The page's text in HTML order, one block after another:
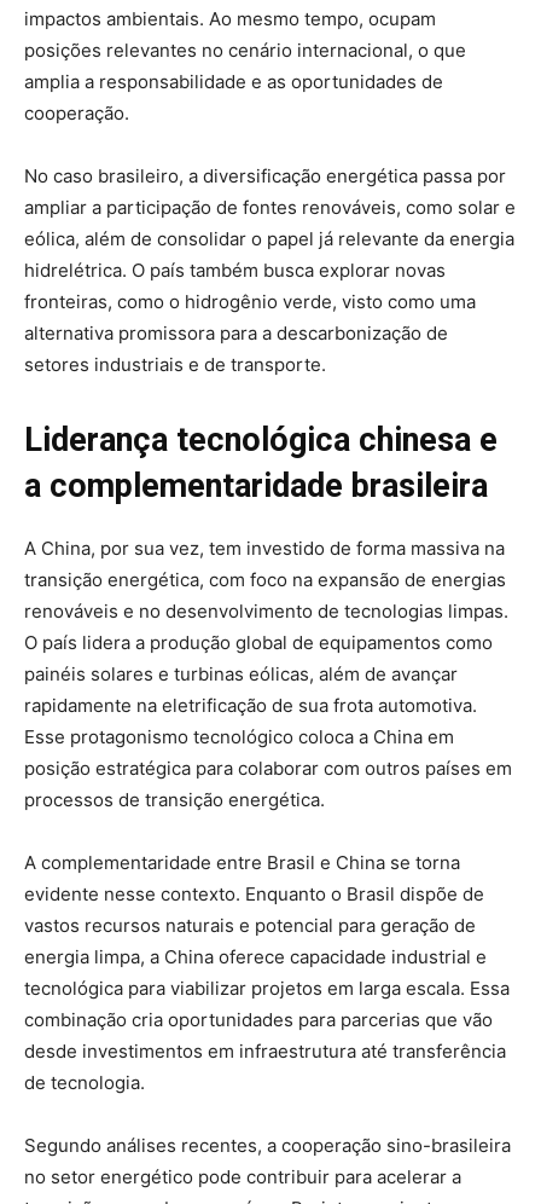
impactos ambientais. Ao mesmo tempo, ocupam
posições relevantes no cenário internacional, o que
amplia a responsabilidade e as oportunidades de
cooperação.
No caso brasileiro, a diversificação energética passa por
ampliar a participação de fontes renováveis, como solar e
eólica, além de consolidar o papel já relevante da energia
hidrelétrica. O país também busca explorar novas
fronteiras, como o hidrogênio verde, visto como uma
alternativa promissora para a descarbonização de
setores industriais e de transporte.
Liderança tecnológica chinesa e
a complementaridade brasileira
A China, por sua vez, tem investido de forma massiva na
transição energética, com foco na expansão de energias
renováveis e no desenvolvimento de tecnologias limpas.
O país lidera a produção global de equipamentos como
painéis solares e turbinas eólicas, além de avançar
rapidamente na eletrificação de sua frota automotiva.
Esse protagonismo tecnológico coloca a China em
posição estratégica para colaborar com outros países em
processos de transição energética.
A complementaridade entre Brasil e China se torna
evidente nesse contexto. Enquanto o Brasil dispõe de
vastos recursos naturais e potencial para geração de
energia limpa, a China oferece capacidade industrial e
tecnológica para viabilizar projetos em larga escala. Essa
combinação cria oportunidades para parcerias que vão
desde investimentos em infraestrutura até transferência
de tecnologia.
Segundo análises recentes, a cooperação sino-brasileira
no setor energético pode contribuir para acelerar a